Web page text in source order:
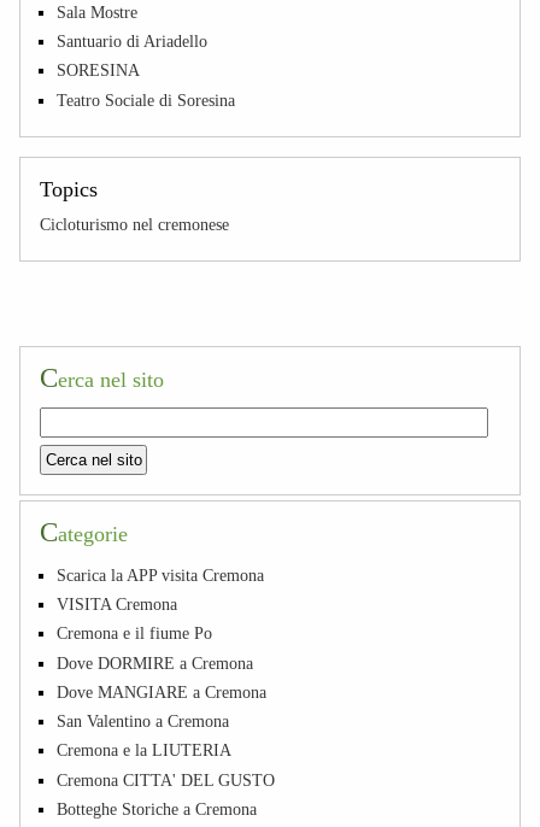
Sala Mostre
Santuario di Ariadello
SORESINA
Teatro Sociale di Soresina
Topics
Cicloturismo nel cremonese
Cerca nel sito
Categorie
Scarica la APP visita Cremona
VISITA Cremona
Cremona e il fiume Po
Dove DORMIRE a Cremona
Dove MANGIARE a Cremona
San Valentino a Cremona
Cremona e la LIUTERIA
Cremona CITTA' DEL GUSTO
Botteghe Storiche a Cremona